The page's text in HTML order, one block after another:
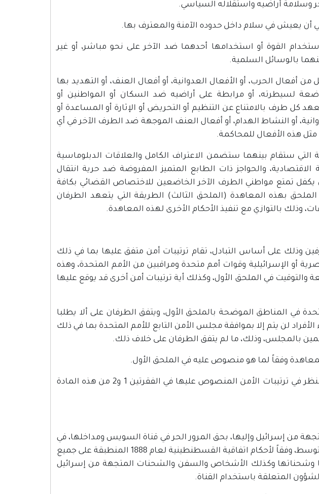
وسلامة أراضيه واستقلاله السياسي.
أن يعيش في سلام داخل حدوده الآمنة والمعترف بها.
القوة أو استخدامها أحدهما ضد الآخر على نحو مباشر، أو غير
بالوسائل السلمية.
الحرب، أو الأفعال العدوانية، أو أفعال العنف، أو التهديد بها
لسيطرته، أو مرابطة على أراضيه ضد السكان أو المواطنين أو
كل طرف بالامتناع عن التنظيم أو التحريض أو الإثارة أو المساعدة أو
أو النشاط الهدام، أو أفعال العنف الموجهة ضد الطرف الآخر في أي
هذه الأفعال للمحاكمة.
التي ستقام بينهما ستضمن الاعتراف الكامل والعلاقات الدبلوماسية
الاقتصادية، والحواجز ذات الطابع المتميز المفروضة ضد حرية انتقال
يكفل تمتع مواطني الطرف الآخر الخاضعين للاختصاص القضائي بكافة
الملحق بهذه المعاهدة (الملحق الثالث) الطريقة التي يتعهد الطرفان
وذلك بالتوازي مع تنفيذ الأحكام الأخرى لهذه المعاهدة.
وذلك على أساس التبادل، تقام ترتيبات أمن متفق عليها بما في ذلك
أو الإسرائيلية وقوات أمم متحدة ومراقبين من الأمم المتحدة، وهذه
والتوقيت في الملحق الأول، وكذلك أية ترتيبات أمن أخرى قد يوقع عليها
في المناطق الموضحة بالملحق الأول، ويتفق الطرفان على ألا يطلبا
لن يتم إلا بموافقة مجلس الأمن التابع للأمم المتحدة بما في ذلك
بالمجلس، وذلك، ما لم يتفق الطرفان على خلاف ذلك.
وفقاً لما هو منصوص عليه في الملحق الأول.
يتم- بناء على طلب أحد الطرفين- إعادة النظر في ترتيبات الأمن المنصوص عليها في الفقرتين 1 و2 من هذه المادة
من إسرائيل وإليها، بحق المرور الحر في قناة السويس ومداخلها، في
كل من خليج السويس والبحر الأبيض المتوسط، وفقاً لأحكام اتفاقية القسطنطينية لعام 1888 المنطبقة على جميع
وشحناتها وكذلك الأشخاص والسفن والشحنات المتجهة من إسرائيل
المتعلقة باستخدام القناة.